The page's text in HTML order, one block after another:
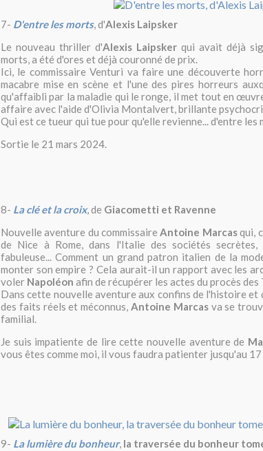
7- D'entre les morts, d'Alexis Laipsker
Le nouveau thriller d'Alexis Laipsker qui avait déjà
morts, a été d'ores et déjà couronné de prix.
Ici, le commissaire Venturi va faire une découverte
macabre mise en scène et l'une des pires horreurs
qu'affaibli par la maladie qui le ronge, il met tout en
affaire avec l'aide d'Olivia Montalvert, brillante
Qui est ce tueur qui tue pour qu'elle revienne... d'entre les
Sortie le 21 mars 2024.
8- La clé et la croix, de Giacometti et Ravenne
Nouvelle aventure du commissaire Antoine Marcasqui,
de Nice à Rome, dans l'Italie des sociétés
fabuleuse... Comment un grand patron italien de la
monter son empire ? Cela aurait-il un rapport avec les
voler Napoléon afin de récupérer les actes du procès des
Dans cette nouvelle aventure aux confins de l'histoire et
des faits réels et méconnus, Antoine Marcasva se
familial.
Je suis impatiente de lire cette nouvelle aventure de
vous êtes comme moi, il vous faudra patienter jusqu'au
9- La lumière du bonheur, la traversée du bonheur